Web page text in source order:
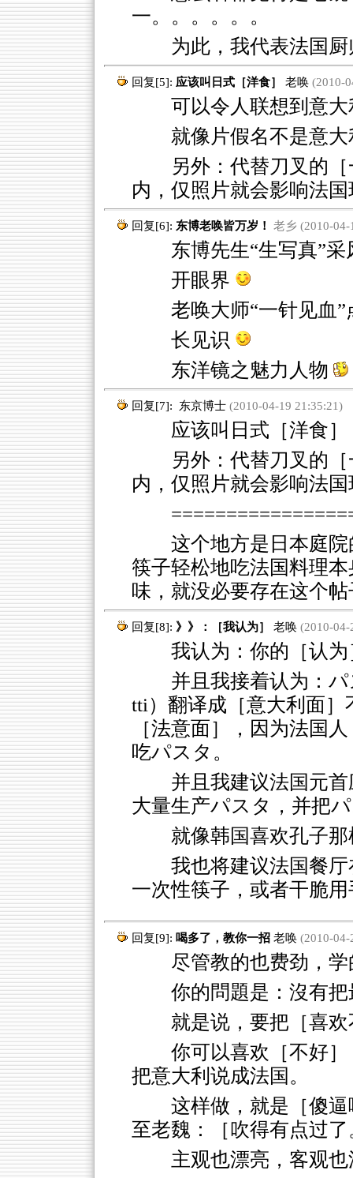
一。。。。。。
为此，我代表法国
回复[5]: 应该叫日式［洋食］ 老唤(2010-
可以令人联想到意大
就像片假名不是意
另外：代替刀叉的
内，仅照片就会影响法
回复[6]: 东博老唤皆万岁！ 老乡 (2010-04-
东博先生“生写真”采
开眼界
老唤大师“一针见血”
长见识
东洋镜之魅力人物
回复[7]: 东京博士(2010-04-19 21:35:21)
应该叫日式［洋食］
另外：代替刀叉的
内，仅照片就会影响法
这个地方是日本庭
筷子轻松地吃法国料理
味，就没必要存在这个
回复[8]: 》》：［我认为］ 老唤(2010-04-
我认为：你的［认为
并且我接着认为：パ
tti）翻译成［意大利面
［法意面］，因为法国
吃パスタ。
并且我建议法国元
大量生产パスタ，并把
就像韩国喜欢孔子那
我也将建议法国餐
一次性筷子，或者干脆
回复[9]: 喝多了，教你一招 老唤(2010-04-
尽管教的也费劲，学
你的問題是：沒有
就是说，要把［喜
你可以喜欢［不好
把意大利说成法国。
这样做，就是［傻
至老魏：［吹得有点过了
主观也漂亮，客观